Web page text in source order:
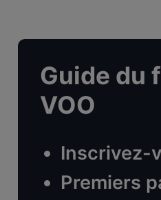
Guide du
VOO
Inscrivez-
Premiers